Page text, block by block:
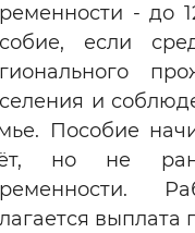
- до
если
и
Пособие
но не